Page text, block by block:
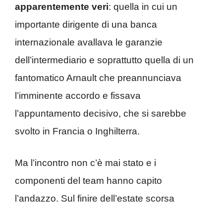
apparentemente veri: quella in cui un
importante dirigente di una banca
internazionale avallava le garanzie
dell’intermediario e soprattutto quella di un
fantomatico Arnault che preannunciava
l’imminente accordo e fissava
l’appuntamento decisivo, che si sarebbe
svolto in Francia o Inghilterra.
Ma l’incontro non c’è mai stato e i
componenti del team hanno capito
l’andazzo. Sul finire dell’estate scorsa